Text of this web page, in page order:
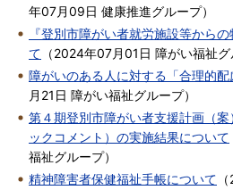
年07月09日 健康推進グループ）
『登別市障がい者就労施設等から
て （2024年07月01日 障がい福祉
障がいのある人に対する「合理的配
月21日 障がい福祉グループ）
第４期登別市障がい者支援計画（
ックコメント）の実施結果について
福祉グループ）
精神障害者保健福祉手帳について （